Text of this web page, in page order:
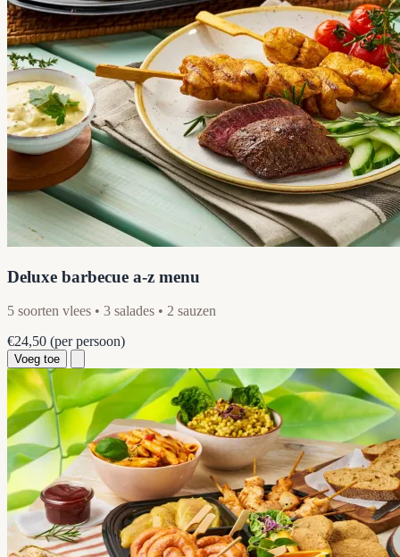
Deluxe barbecue a-z menu
5 soorten vlees • 3 salades • 2 sauzen
€24,50 (per persoon)
Voeg toe